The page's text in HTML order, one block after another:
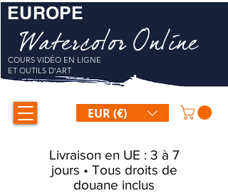
Watercolor Online
COURS VIDÉO EN LIGNE
ET OUTILS D'ART
EUR (€)
EUROPE
Livraison en UE : 3 à 7
jours • Tous droits de
douane inclus